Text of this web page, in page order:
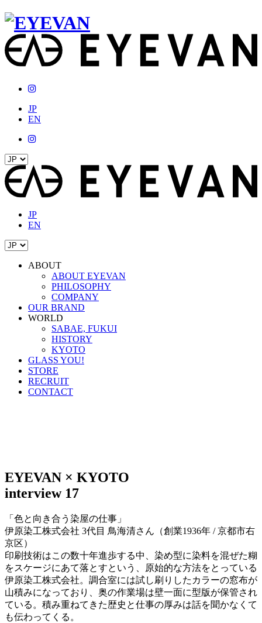
JP
EN
JP
EN
ABOUT
ABOUT EYEVAN
PHILOSOPHY
COMPANY
OUR BRAND
WORLD
SABAE, FUKUI
HISTORY
KYOTO
GLASS YOU!
STORE
RECRUIT
CONTACT
EYEVAN × KYOTO
interview 17
「色と向き合う染屋の仕事」
伊原染工株式会社 3代目 鳥海清さん（創業1936年 / 京都市右
京区）
印刷技術はこの数十年進歩する中、染め型に染料を混ぜた糊
をスケージにあて落とすという、原始的な方法をとっている
伊原染工株式会社。調合室には試し刷りしたカラーの窓布が
山積みになっており、奥の作業場は壁一面に型版が保管され
ている。積み重ねてきた歴史と仕事の厚みは話を聞かなくて
も伝わってくる。